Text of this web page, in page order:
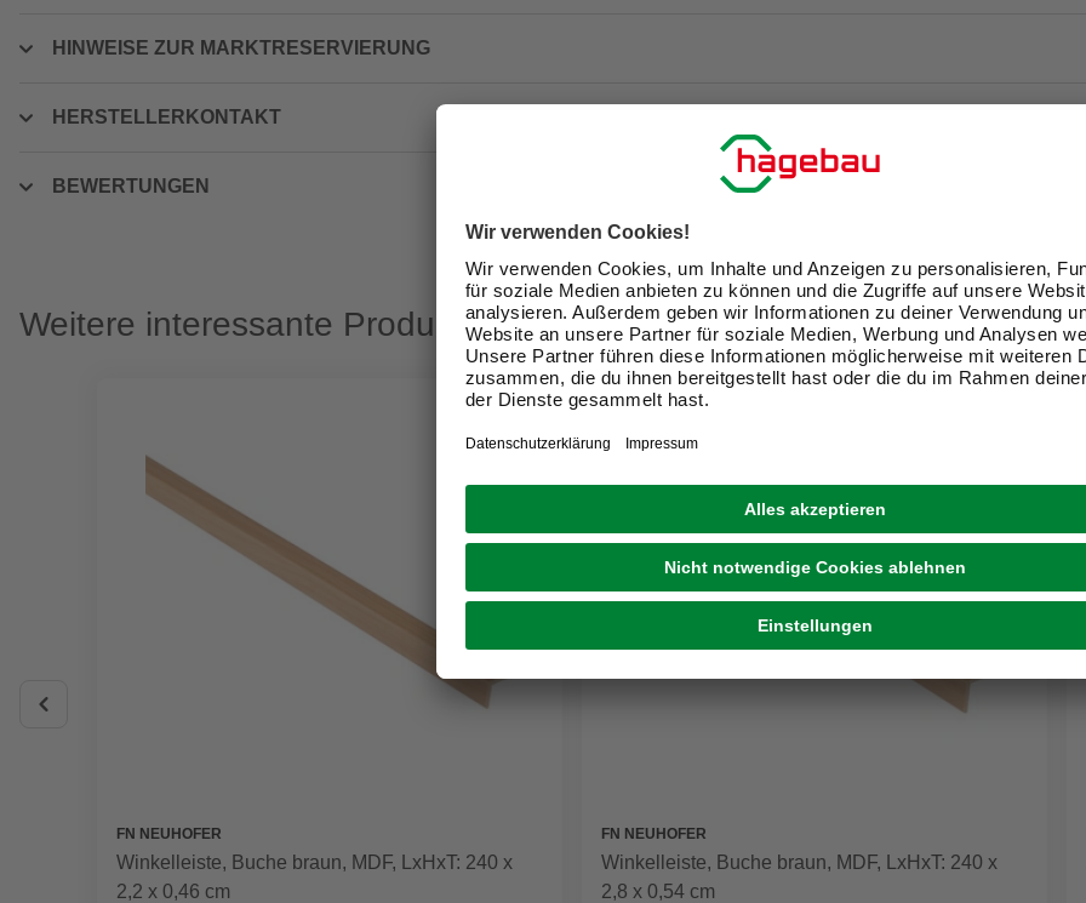
HINWEISE ZUR MARKTRESERVIERUNG
HERSTELLERKONTAKT
BEWERTUNGEN
Weitere interessante Produkte
FN NEUHOFER
Winkelleiste, Buche braun, MDF, LxHxT: 240 x
2,2 x 0,46 cm
FN NEUHOFER
Winkelleiste, Buche braun, MDF, LxHxT: 240 x
2,8 x 0,54 cm